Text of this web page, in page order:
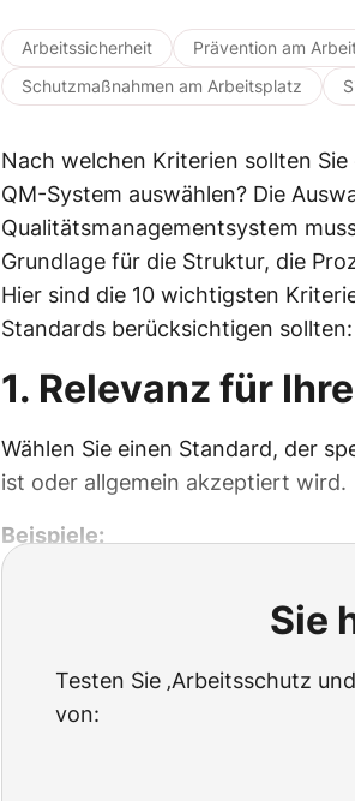
Arbeitssicherheit Prävention am
Schutzmaßnahmen am Arbeitsplatz
Nach welchen Kriterien sollten
QM-System auswählen? Die
Qualitätsmanagementsystem
Grundlage für die Struktur, die
Hier sind die 10 wichtigsten
Standards berücksichtigen sollten:
1. Relevanz für
Wählen Sie einen Standard, der
ist oder allgemein akzeptiert wird.
Beispiele:
Sie
Testen Sie ‚Arbeitsschutz
von: